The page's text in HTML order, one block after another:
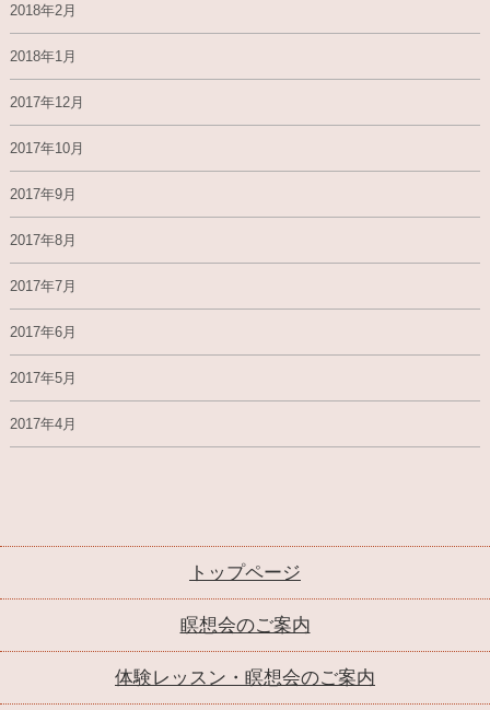
2018年2月
2018年1月
2017年12月
2017年10月
2017年9月
2017年8月
2017年7月
2017年6月
2017年5月
2017年4月
トップページ
瞑想会のご案内
体験レッスン・瞑想会のご案内